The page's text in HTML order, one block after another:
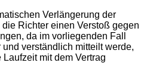
Verlängerung der
Richter einen Verstoß gegen
da im vorliegenden Fall
verständlich mitteilt werde,
mit dem Vertrag